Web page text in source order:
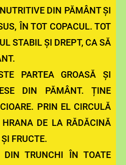
DIN PĂMÂNT ȘI
ÎN TOT COPACUL. TOT
STABIL ȘI DREPT, CA SĂ
PARTEA GROASĂ ȘI
DIN PĂMÂNT. ȚINE
PRIN EL CIRCULĂ
DE LA RĂDĂCINĂ
FRUCTE.
DIN TRUNCHI ÎN TOATE